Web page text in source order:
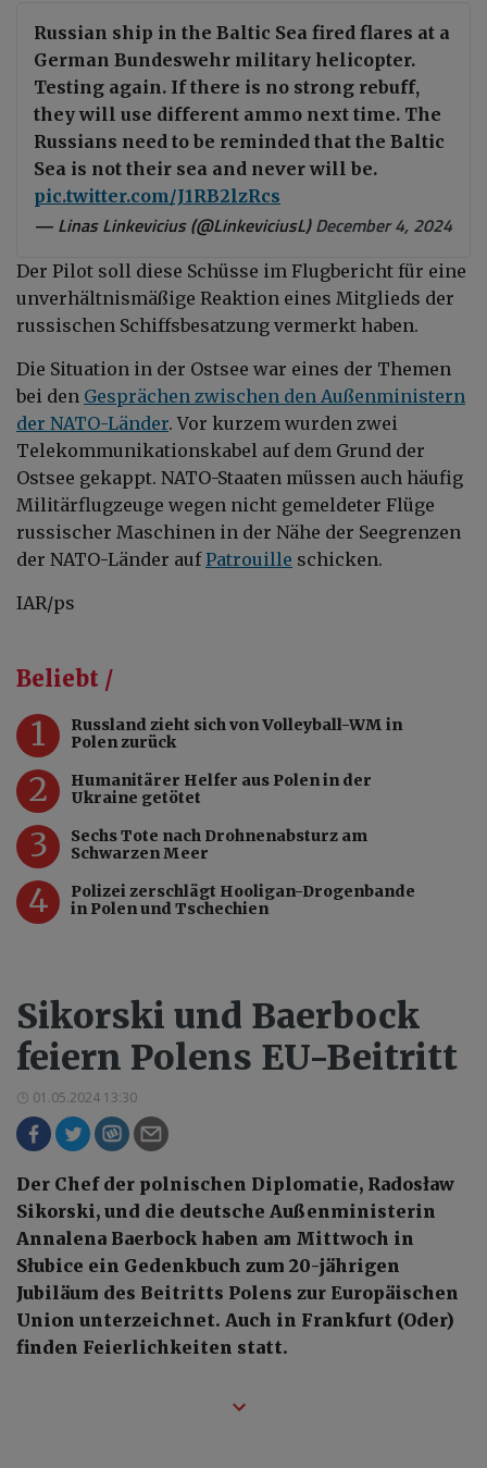
Russian ship in the Baltic Sea fired flares at a
German Bundeswehr military helicopter.
Testing again. If there is no strong rebuff,
they will use different ammo next time. The
Russians need to be reminded that the Baltic
Sea is not their sea and never will be.
pic.twitter.com/J1RB2lzRcs
— Linas Linkevicius (@LinkeviciusL)December 4, 2024
Der Pilot soll diese Schüsse im Flugbericht für eine
unverhältnismäßige Reaktion eines Mitglieds der
russischen Schiffsbesatzung vermerkt haben.
Die Situation in der Ostsee war eines der Themen
bei den Gesprächen zwischen den Außenministern
der NATO-Länder. Vor kurzem wurden zwei
Telekommunikationskabel auf dem Grund der
Ostsee gekappt. NATO-Staaten müssen auch häufig
Militärflugzeuge wegen nicht gemeldeter Flüge
russischer Maschinen in der Nähe der Seegrenzen
der NATO-Länder aufPatrouille schicken.
IAR/ps
Beliebt /
1
Russland zieht sich von Volleyball-WM in
Polen zurück
2
Humanitärer Helfer aus Polen in der
Ukraine getötet
3
Sechs Tote nach Drohnenabsturz am
Schwarzen Meer
4
Polizei zerschlägt Hooligan-Drogenbande
in Polen und Tschechien
Sikorski und Baerbock
feiern Polens EU-Beitritt
01.05.2024 13:30
Der Chef der polnischen Diplomatie, Radosław
Sikorski, und die deutsche Außenministerin
Annalena Baerbock haben am Mittwoch in
Słubice ein Gedenkbuch zum 20-jährigen
Jubiläum des Beitritts Polens zur Europäischen
Union unterzeichnet. Auch in Frankfurt (Oder)
finden Feierlichkeiten statt.